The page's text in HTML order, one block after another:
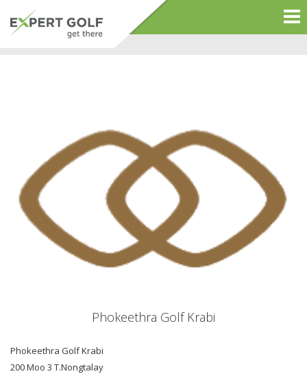
Phokeethra Golf Krabi
Phokeethra Golf Krabi
200 Moo 3 T.Nongtalay